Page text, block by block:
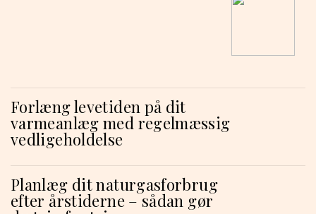
Forlæng levetiden på dit
varmeanlæg med regelmæssig
vedligeholdelse
Planlæg dit naturgasforbrug
efter årstiderne – sådan gør